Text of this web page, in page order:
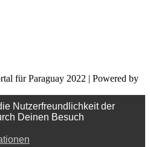
für Paraguay 2022 | Powered by
Nutzerfreundlichkeit der
Deinen Besuch